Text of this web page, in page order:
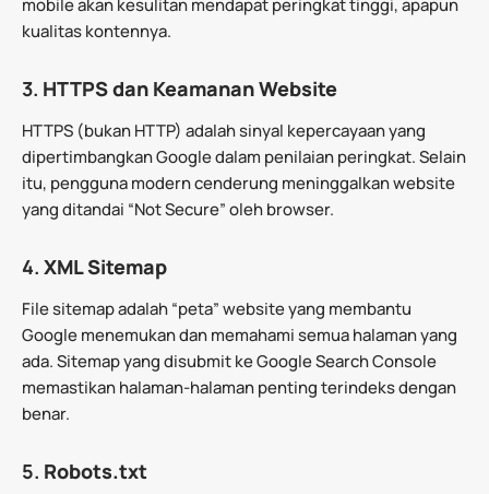
mobile akan kesulitan mendapat peringkat tinggi, apapun
kualitas kontennya.
3. HTTPS dan Keamanan Website
HTTPS (bukan HTTP) adalah sinyal kepercayaan yang
dipertimbangkan Google dalam penilaian peringkat. Selain
itu, pengguna modern cenderung meninggalkan website
yang ditandai “Not Secure” oleh browser.
4. XML Sitemap
File sitemap adalah “peta” website yang membantu
Google menemukan dan memahami semua halaman yang
ada. Sitemap yang disubmit ke Google Search Console
memastikan halaman-halaman penting terindeks dengan
benar.
5. Robots.txt